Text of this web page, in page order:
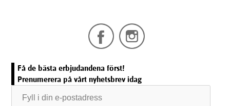
Få de bästa erbjudandena först!
Prenumerera på vårt nyhetsbrev idag